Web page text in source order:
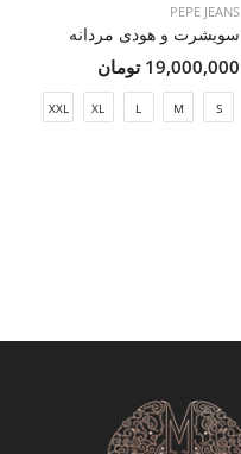
PEPE JEANS
سویشرت و هودی مردانه
19,000,000 تومان
S
M
L
XL
XXL